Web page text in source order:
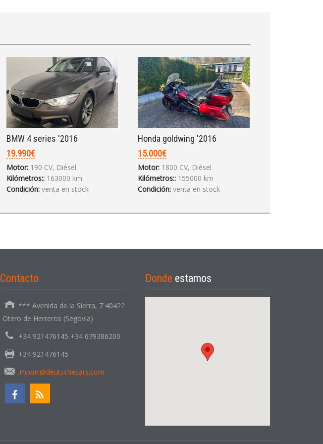
BMW 4 series '2016
19.990€
Motor: 190 CV, Diésel
Kilómetros:: 163000 km
Condición: venta en stock
Honda goldwing '2016
15.000€
Motor: 1800 CV, Diésel
Kilómetros:: 155000 km
Condición: venta en stock
Contacto
*** Avenida de la Sierra, 7 40422
Otero de Herreros (Segovia)
+34 921476145 +34 679386200
+34 921476145
import@deutschecars.com
Donde estamos